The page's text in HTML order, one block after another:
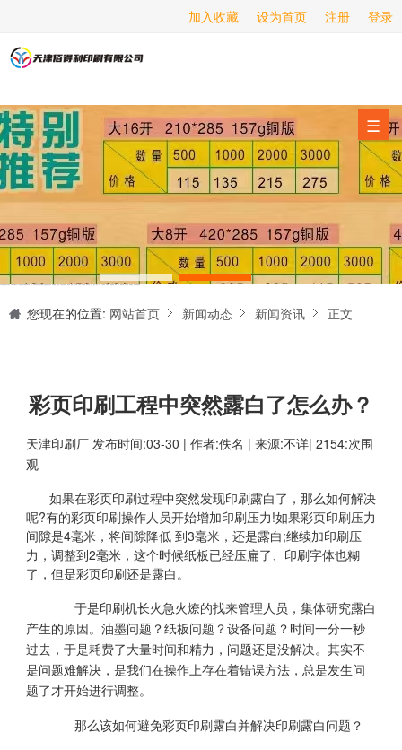
登录
注册
设为首页
加入收藏
☰
海报印刷
服务项目
经营范围
设备展示
新闻动态
关于我们
联系我们
您现在的位置: 网站首页 新闻动态 新闻资讯 正文
彩页印刷工程中突然露白了怎么办？
天津印刷厂 发布时间:03-30 | 作者:佚名 | 来源:不详| 2154:次围
观
如果在彩页印刷过程中突然发现印刷露白了，那么如何解决
呢?有的彩页印刷操作人员开始增加印刷压力!如果彩页印刷压力
间隙是4毫米，将间隙降低 到3毫米，还是露白;继续加印刷压
力，调整到2毫米，这个时候纸板已经压扁了、印刷字体也糊
了，但是彩页印刷还是露白。
于是印刷机长火急火燎的找来管理人员，集体研究露白
产生的原因。油墨问题？纸板问题？设备问题？时间一分一秒
过去，于是耗费了大量时间和精力，问题还是没解决。其实不
是问题难解决，是我们在操作上存在着错误方法，总是发生问
题了才开始进行调整。
那么该如何避免彩页印刷露白并解决印刷露白问题？